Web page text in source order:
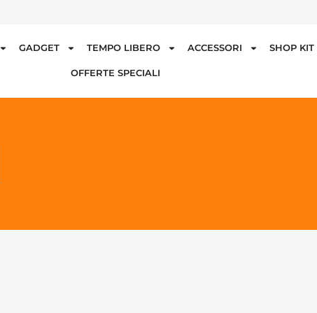
GADGET TEMPO LIBERO ACCESSORI SHOP
OFFERTE SPECIALI